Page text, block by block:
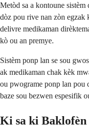
Metòd sa a kontoune
dòz pou rive nan zòn
delivre medikaman
kò ou an premye.
Sistèm ponp lan se sou
ak medikaman chak kèk
ou pwograme ponp lan pou
baze sou bezwen espesifik
Ki sa ki